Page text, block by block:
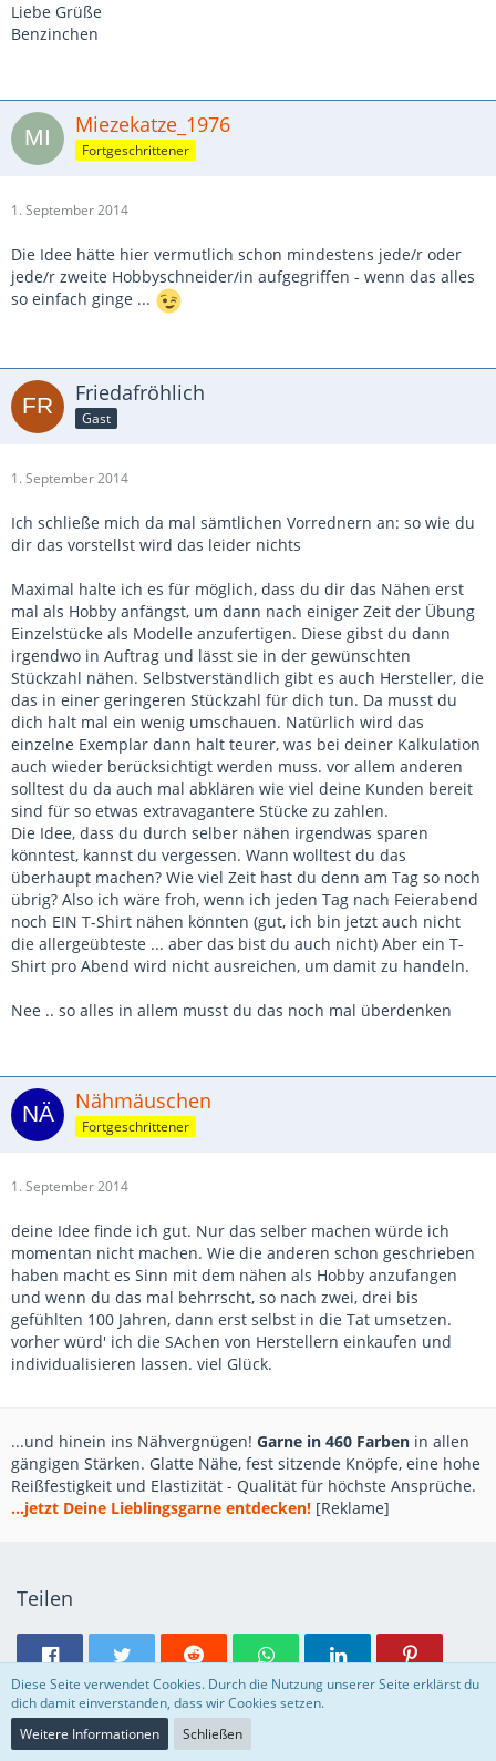
Liebe Grüße
Benzinchen
Miezekatze_1976
Fortgeschrittener
1. September 2014
Die Idee hätte hier vermutlich schon mindestens jede/r oder
jede/r zweite Hobbyschneider/in aufgegriffen - wenn das alles
so einfach ginge ...
Friedafröhlich
Gast
1. September 2014
Ich schließe mich da mal sämtlichen Vorrednern an: so wie du
dir das vorstellst wird das leider nichts
Maximal halte ich es für möglich, dass du dir das Nähen erst
mal als Hobby anfängst, um dann nach einiger Zeit der Übung
Einzelstücke als Modelle anzufertigen. Diese gibst du dann
irgendwo in Auftrag und lässt sie in der gewünschten
Stückzahl nähen. Selbstverständlich gibt es auch Hersteller, die
das in einer geringeren Stückzahl für dich tun. Da musst du
dich halt mal ein wenig umschauen. Natürlich wird das
einzelne Exemplar dann halt teurer, was bei deiner Kalkulation
auch wieder berücksichtigt werden muss. vor allem anderen
solltest du da auch mal abklären wie viel deine Kunden bereit
sind für so etwas extravagantere Stücke zu zahlen.
Die Idee, dass du durch selber nähen irgendwas sparen
könntest, kannst du vergessen. Wann wolltest du das
überhaupt machen? Wie viel Zeit hast du denn am Tag so noch
übrig? Also ich wäre froh, wenn ich jeden Tag nach Feierabend
noch EIN T-Shirt nähen könnten (gut, ich bin jetzt auch nicht
die allergeübteste ... aber das bist du auch nicht) Aber ein T-
Shirt pro Abend wird nicht ausreichen, um damit zu handeln.
Nee .. so alles in allem musst du das noch mal überdenken
Nähmäuschen
Fortgeschrittener
1. September 2014
deine Idee finde ich gut. Nur das selber machen würde ich
momentan nicht machen. Wie die anderen schon geschrieben
haben macht es Sinn mit dem nähen als Hobby anzufangen
und wenn du das mal behrrscht, so nach zwei, drei bis
gefühlten 100 Jahren, dann erst selbst in die Tat umsetzen.
vorher würd' ich die SAchen von Herstellern einkaufen und
individualisieren lassen. viel Glück.
...und hinein ins Nähvergnügen! Garne in 460 Farben in allen
gängigen Stärken. Glatte Nähe, fest sitzende Knöpfe, eine hohe
Reißfestigkeit und Elastizität - Qualität für höchste Ansprüche.
...jetzt Deine Lieblingsgarne entdecken! [Reklame]
Teilen
Diese Seite verwendet Cookies. Durch die Nutzung unserer Seite erklärst du
dich damit einverstanden, dass wir Cookies setzen.
Weitere Informationen
Schließen